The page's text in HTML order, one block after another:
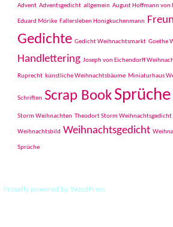
Advent Adventsgedicht allgemein August Hoffmann von
Eduard Mörike Fallersleben Honigkuchenmann
Gedichte Gedicht Weihnachtsmarkt Goethe
Handlettering Joseph von Eichendorff
Ruprecht künstliche Weihnachtsbäume Miniaturhaus
Schriften Scrap Book Sprüche
Storm Weihnachten Theodort Storm Weihnachtsgedicht
Weihnachtsbild Weihnachtsgedicht
Sprüche
Proudly powered by WordPress